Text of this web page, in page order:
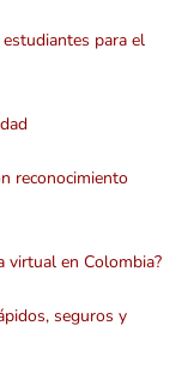
para el
reconocimiento
virtual en Colombia?
seguros y